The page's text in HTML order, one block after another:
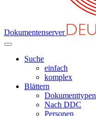
Dokumentenserver
Suche
einfach
komplex
Blättern
Dokumenttypen
Nach DDC
Personen